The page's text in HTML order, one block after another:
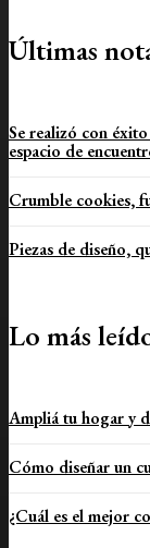
Últimas
Se realizó con
espacio de
Crumble cookies,
Piezas de diseño,
Lo más
Ampliá tu hogar y
Cómo diseñar un
¿Cuál es el mejor